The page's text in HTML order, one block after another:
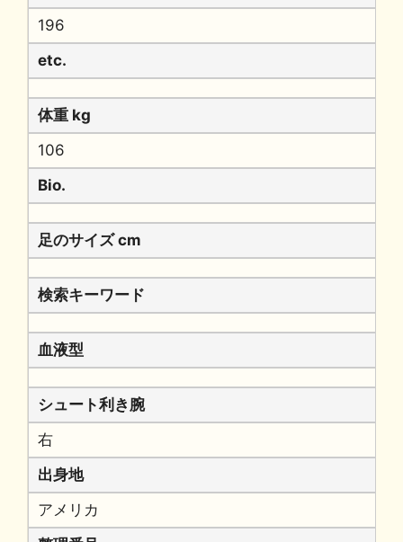
196
etc.
体重 kg
106
Bio.
足のサイズ cm
検索キーワード
血液型
シュート利き腕
右
出身地
アメリカ